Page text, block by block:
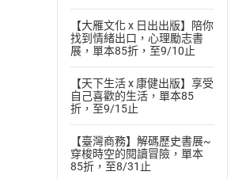
【大雁文化 x 日出出版】陪你
找到情緒出口，心理勵志書
展，單本85折，至9/10止
【天下生活 x 康健出版】享受
自己喜歡的生活，單本85
折，至9/15止
【臺灣商務】解碼歷史書展~
穿梭時空的閱讀冒險，單本
85折，至8/31止